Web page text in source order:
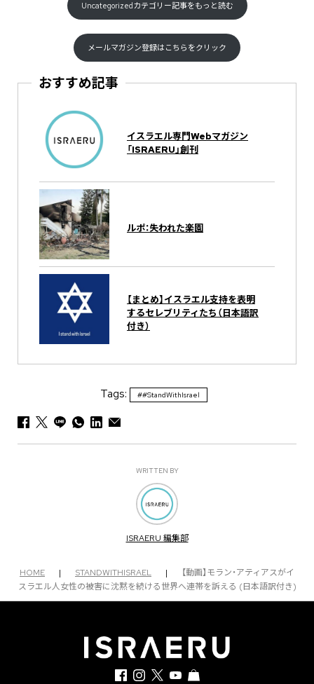
Uncategorizedカテゴリー記事をもっと読む
メールマガジン登録はこちらをクリック
おすすめ記事
イスラエル専門Webマガジン
「ISRAERU」創刊
ルポ：失われた楽園
【まとめ】イスラエル支持を表明
するセレブリティたち（日本語訳
付き）
Tags: ##StandWithIsrael
WRITTEN BY
ISRAERU 編集部
HOME | STANDWITHISRAEL |
【動画】モラン・アティアスがイ
スラエル人女性の被害に沈黙を続ける世界へ連帯を訴える (日本語訳付き)